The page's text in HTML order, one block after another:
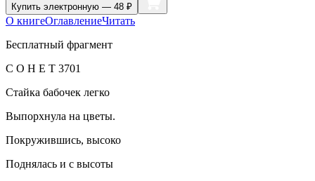
Купить электронную — 48 ₽
О книгеОглавлениеЧитать
Бесплатный фрагмент
С О Н Е Т 3701
Стайка бабочек легко
Выпорхнула на цветы.
Покружившись, высоко
Поднялась и с высоты